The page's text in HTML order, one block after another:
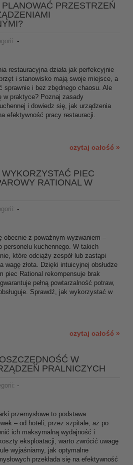
PRZESTRZEŃ
-
restauracyjna działa jak perfekcyjnie
i stanowisko mają swoje miejsce, a
sprawnie i bez zbędnego chaosu. Ale
w praktyce? Poznaj zasady
i dowiedz się, jak urządzenia
efektywność pracy restauracji.
czytaj całość »
PIEC
RATIONAL W
-
obecnie z poważnym wyzwaniem –
personelu kuchennego. W takich
które odciąży zespół lub zastąpi
wagę złota. Dzięki intuicyjnej obsłudze
piec Rational rekompensuje brak
pełną powtarzalność potraw,
Sprawdź, jak wykorzystać w
czytaj całość »
W
PRALNICZYCH
-
przemysłowe to podstawa
– od hoteli, przez szpitale, aż po
ich maksymalną wydajność i
eksploatacji, warto zwrócić uwagę
wyjaśniamy, jak optymalne
przekłada się na efektywność